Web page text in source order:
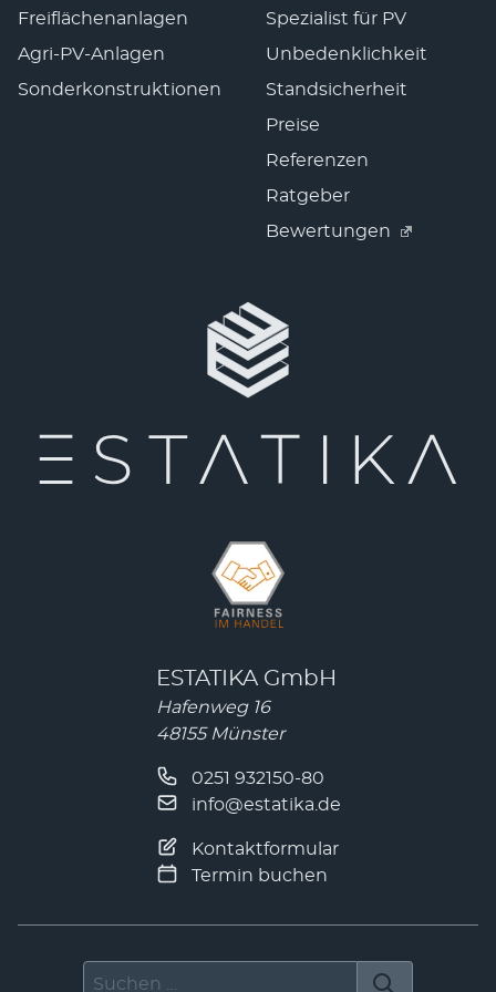
Freiflächenanlagen
Agri-PV-Anlagen
Sonderkonstruktionen
Spezialist für PV
Unbedenklichkeit
Standsicherheit
Preise
Referenzen
Ratgeber
Bewertungen
ESTATIKA GmbH
Hafenweg 16
48155 Münster
0251 932150-80
info@estatika.de
Kontaktformular
Termin buchen